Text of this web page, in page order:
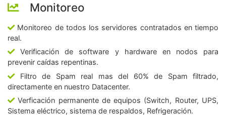
Monitoreo
Monitoreo de todos los servidores contratados en tiempo
real.
Verificación de software y hardware en nodos para
prevenir caídas repentinas.
Filtro de Spam real mas del 60% de Spam filtrado,
directamente en nuestro Datacenter.
Verficación permanente de equipos (Switch, Router, UPS,
Sistema eléctrico, sistema de respaldos, Refrigeración.